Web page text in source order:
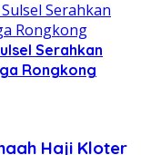
Serahkan
Rongkong
Haji Kloter